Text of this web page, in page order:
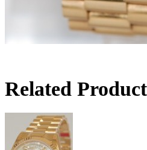
Related